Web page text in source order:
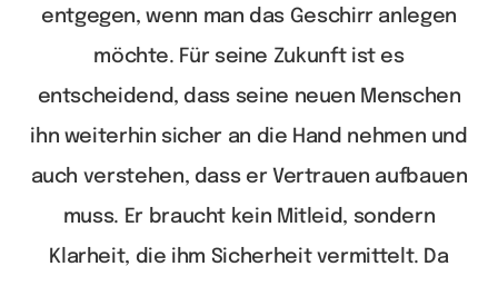
entgegen, wenn man das Geschirr anlegen
möchte. Für seine Zukunft ist es
entscheidend, dass seine neuen Menschen
ihn weiterhin sicher an die Hand nehmen und
auch verstehen, dass er Vertrauen aufbauen
muss. Er braucht kein Mitleid, sondern
Klarheit, die ihm Sicherheit vermittelt. Da